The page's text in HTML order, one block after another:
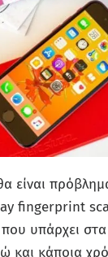
είναι
fingerprint
που υπάρχει
και κάποια